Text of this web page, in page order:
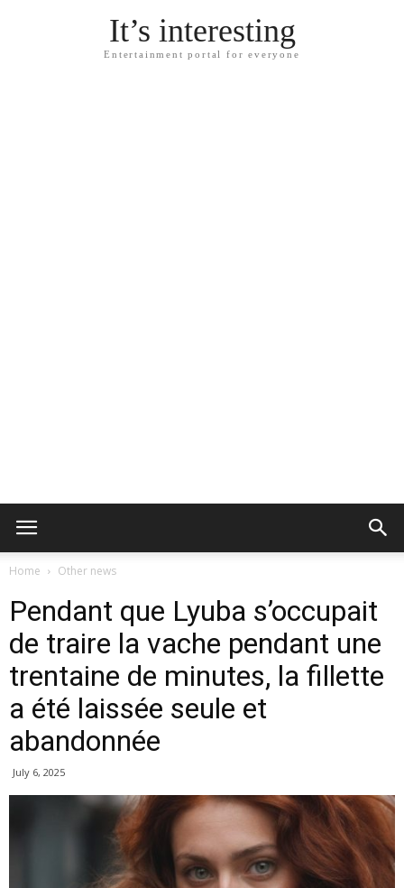
It’s interesting
Entertainment portal for everyone
Home Other news
Pendant que Lyuba s’occupait
de traire la vache pendant une
trentaine de minutes, la fillette
a été laissée seule et
abandonnée
July 6, 2025